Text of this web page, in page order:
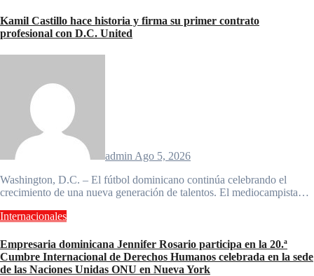
Kamil Castillo hace historia y firma su primer contrato
profesional con D.C. United
admin Ago 5, 2026
Washington, D.C. – El fútbol dominicano continúa celebrando el
crecimiento de una nueva generación de talentos. El mediocampista…
Internacionales
Empresaria dominicana Jennifer Rosario participa en la 20.ª
Cumbre Internacional de Derechos Humanos celebrada en la sede
de las Naciones Unidas ONU en Nueva York